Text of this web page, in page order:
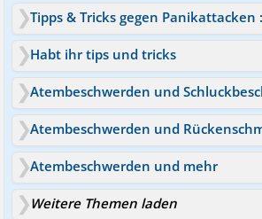
Tipps & Tricks gegen Panikattacken
Habt ihr tips und tricks
Atembeschwerden und
Atembeschwerden und mehr
Weitere Themen laden